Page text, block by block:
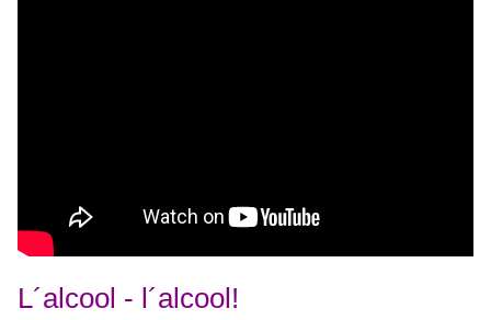
L´alcool - l´alcool!